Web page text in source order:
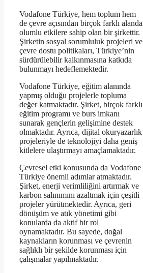
Vodafone Türkiye, hem toplum hem
de çevre açısından birçok farklı alanda
olumlu etkilere sahip olan bir şirkettir.
Şirketin sosyal sorumluluk projeleri ve
çevre dostu politikaları, Türkiye’nin
sürdürülebilir kalkınmasına katkıda
bulunmayı hedeflemektedir.
Vodafone Türkiye, eğitim alanında
yapmış olduğu projelerle topluma
değer katmaktadır. Şirket, birçok farklı
eğitim programı ve burs imkanı
sunarak gençlerin gelişimine destek
olmaktadır. Ayrıca, dijital okuryazarlık
projeleriyle de teknolojiyi daha geniş
kitlelere ulaştırmayı amaçlamaktadır.
Çevresel etki konusunda da Vodafone
Türkiye önemli adımlar atmaktadır.
Şirket, enerji verimliliğini artırmak ve
karbon salınımını azaltmak için çeşitli
projeler yürütmektedir. Ayrıca, geri
dönüşüm ve atık yönetimi gibi
konularda da aktif bir rol
oynamaktadır. Bu sayede, doğal
kaynakların korunması ve çevrenin
sağlıklı bir şekilde korunması için
çalışmalar yapılmaktadır.